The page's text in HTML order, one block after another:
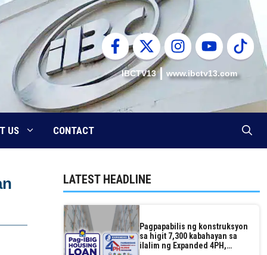
IBCTV13 www.ibctv13.com
US CONTACT
LATEST HEADLINE
Pagpapabilis ng konstruksyon
sa higit 7,300 kabahayan sa
ilalim ng Expanded 4PH,